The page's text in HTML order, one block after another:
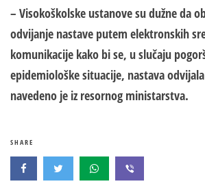
– Visokoškolske ustanove su dužne da
odvijanje nastave putem elektronskih
komunikacije kako bi se, u slučaju
epidemiološke situacije, nastava
navedeno je iz resornog ministarstva.
SHARE